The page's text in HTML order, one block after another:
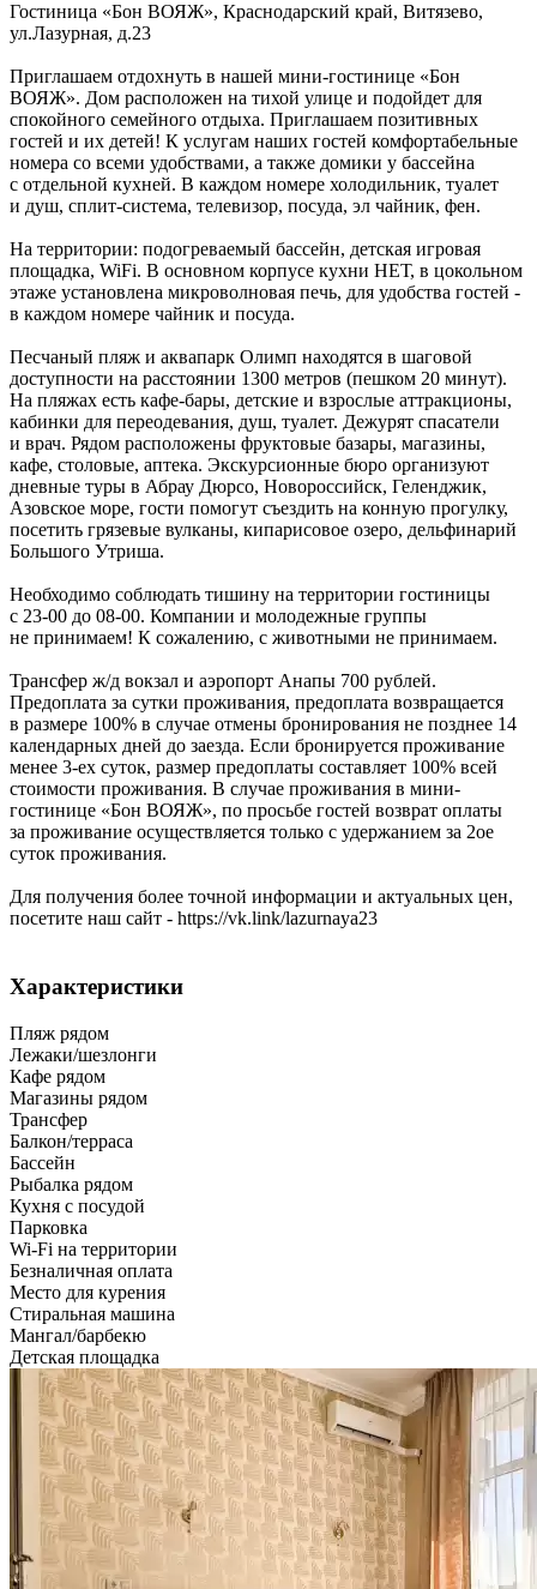
Гостиница «Бон ВОЯЖ», Краснодарский край, Витязево,
ул.Лазурная, д.23
Приглашаем отдохнуть в нашей мини-гостинице «Бон
ВОЯЖ». Дом расположен на тихой улице и подойдет для
спокойного семейного отдыха. Приглашаем позитивных
гостей и их детей! К услугам наших гостей комфортабельные
номера со всеми удобствами, а также домики у бассейна
с отдельной кухней. В каждом номере холодильник, туалет
и душ, сплит-система, телевизор, посуда, эл чайник, фен.
На территории: подогреваемый бассейн, детская игровая
площадка, WiFi. В основном корпусе кухни НЕТ, в цокольном
этаже установлена микроволновая печь, для удобства гостей -
в каждом номере чайник и посуда.
Песчаный пляж и аквапарк Олимп находятся в шаговой
доступности на расстоянии 1300 метров (пешком 20 минут).
На пляжах есть кафе-бары, детские и взрослые аттракционы,
кабинки для переодевания, душ, туалет. Дежурят спасатели
и врач. Рядом расположены фруктовые базары, магазины,
кафе, столовые, аптека. Экскурсионные бюро организуют
дневные туры в Абрау Дюрсо, Новороссийск, Геленджик,
Азовское море, гости помогут съездить на конную прогулку,
посетить грязевые вулканы, кипарисовое озеро, дельфинарий
Большого Утриша.
Необходимо соблюдать тишину на территории гостиницы
с 23-00 до 08-00. Компании и молодежные группы
не принимаем! К сожалению, с животными не принимаем.
Трансфер ж/д вокзал и аэропорт Анапы 700 рублей.
Предоплата за сутки проживания, предоплата возвращается
в размере 100% в случае отмены бронирования не позднее 14
календарных дней до заезда. Если бронируется проживание
менее 3-ех суток, размер предоплаты составляет 100% всей
стоимости проживания. В случае проживания в мини-
гостинице «Бон ВОЯЖ», по просьбе гостей возврат оплаты
за проживание осуществляется только с удержанием за 2ое
суток проживания.
Для получения более точной информации и актуальных цен,
посетите наш сайт - https://vk.link/lazurnaya23
Характеристики
Пляж рядом
Лежаки/шезлонги
Кафе рядом
Магазины рядом
Трансфер
Балкон/терраса
Бассейн
Рыбалка рядом
Кухня с посудой
Парковка
Wi-Fi на территории
Безналичная оплата
Место для курения
Стиральная машина
Мангал/барбекю
Детская площадка